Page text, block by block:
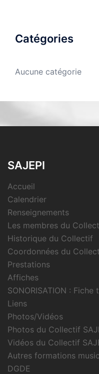
Catégories
Aucune catégorie
SAJEPI
Accueil
Calendrier
Renseignements
Les membres du
Historique du Collectif
Coordonnées du
Prestations
Affiches
SONORISATION : Fiche
Liens
Photos/Vidéos
Photos du Collectif
Vidéos du Collectif
Autres formations
DGDE